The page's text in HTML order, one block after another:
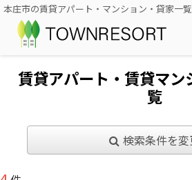
本庄市の賃貸アパート・マンション・貸家一
賃貸アパート・賃貸マン
覧
検索条件を